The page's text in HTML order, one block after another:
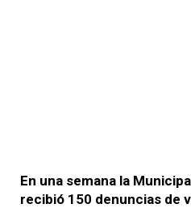
En una semana la
recibió 150 denuncias de